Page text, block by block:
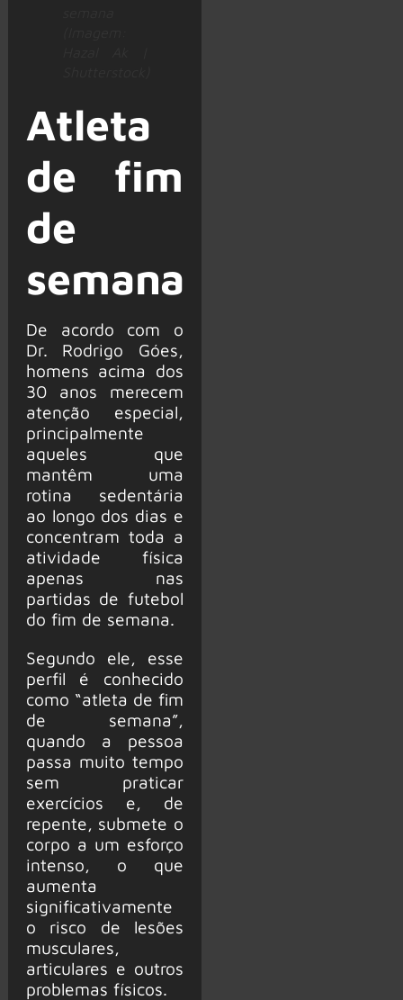
Atleta
de fim
de
semana
De acordo com o
Dr. Rodrigo Góes,
homens acima dos
30 anos merecem
atenção especial,
principalmente
aqueles que
mantêm uma
rotina sedentária
ao longo dos dias e
concentram toda a
atividade física
apenas nas
partidas de futebol
do fim de semana.
Segundo ele, esse
perfil é conhecido
como “atleta de fim
de semana”,
quando a pessoa
passa muito tempo
sem praticar
exercícios e, de
repente, submete o
corpo a um esforço
intenso, o que
aumenta
significativamente
o risco de lesões
musculares,
articulares e outros
problemas físicos.